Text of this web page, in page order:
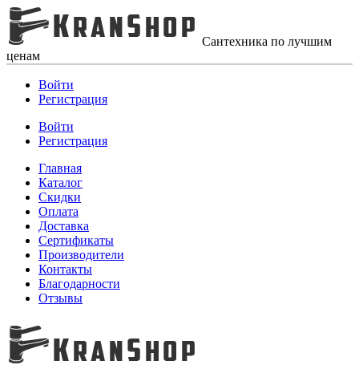
Сантехника по лучшим
ценам
Войти
Регистрация
Войти
Регистрация
Главная
Каталог
Скидки
Оплата
Доставка
Сертификаты
Производители
Контакты
Благодарности
Отзывы